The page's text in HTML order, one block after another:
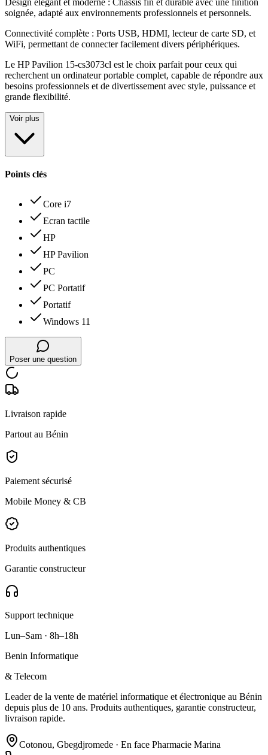
Design élégant et moderne : Châssis fin et durable avec une finition
soignée, adapté aux environnements professionnels et personnels.
Connectivité complète : Ports USB, HDMI, lecteur de carte SD, et
WiFi, permettant de connecter facilement divers périphériques.
Le HP Pavilion 15-cs3073cl est le choix parfait pour ceux qui
recherchent un ordinateur portable complet, capable de répondre aux
besoins professionnels et de divertissement avec style, puissance et
grande flexibilité.
Voir plus
Points clés
Core i7
Ecran tactile
HP
HP Pavilion
PC
PC Portatif
Portatif
Windows 11
Poser une question
Livraison rapide
Partout au Bénin
Paiement sécurisé
Mobile Money & CB
Produits authentiques
Garantie constructeur
Support technique
Lun–Sam · 8h–18h
Benin Informatique
& Telecom
Leader de la vente de matériel informatique et électronique au Bénin
depuis plus de 10 ans. Produits authentiques, garantie constructeur,
livraison rapide.
Cotonou, Gbegdjromede · En face Pharmacie Marina